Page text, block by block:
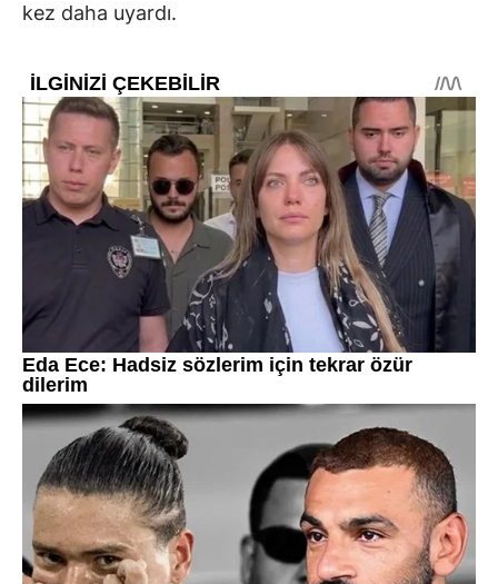
kez daha uyardı.